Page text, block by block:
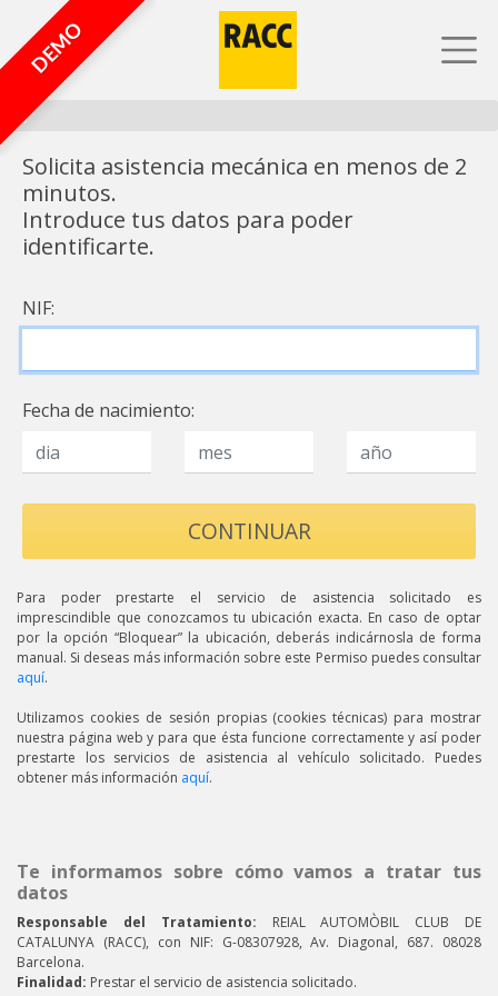
DEMO
0%
Solicita asistencia mecánica en menos de 2
minutos.
Introduce tus datos para poder
identificarte.
NIF:
Fecha de nacimiento:
CONTINUAR
Para poder prestarte el servicio de asistencia solicitado es
imprescindible que conozcamos tu ubicación exacta. En caso de optar
por la opción “Bloquear” la ubicación, deberás indicárnosla de forma
manual. Si deseas más información sobre este Permiso puedes consultar
aquí.
Utilizamos cookies de sesión propias (cookies técnicas) para mostrar
nuestra página web y para que ésta funcione correctamente y así poder
prestarte los servicios de asistencia al vehículo solicitado. Puedes
obtener más información aquí.
Te informamos sobre cómo vamos a tratar tus
datos
Responsable del Tratamiento: REIAL AUTOMÒBIL CLUB DE
CATALUNYA (RACC), con NIF: G-08307928, Av. Diagonal, 687. 08028
Barcelona.
Finalidad: Prestar el servicio de asistencia solicitado.